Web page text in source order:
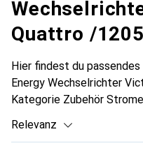
Quattro /
Hier findest du
Energy Wechselrichter
Kategorie Zubehör
Relevanz